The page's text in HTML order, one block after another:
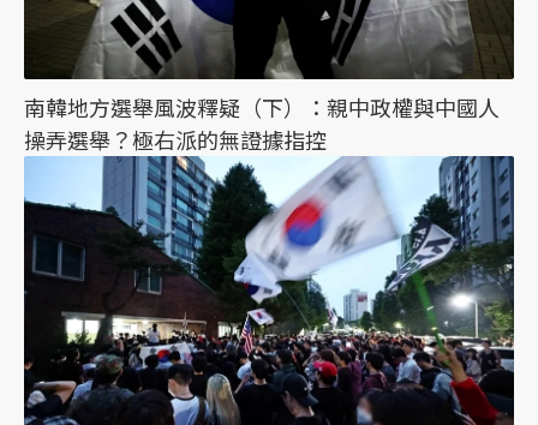
南韓地方選舉風波釋疑（下）：親中政權與中國人
操弄選舉？極右派的無證據指控